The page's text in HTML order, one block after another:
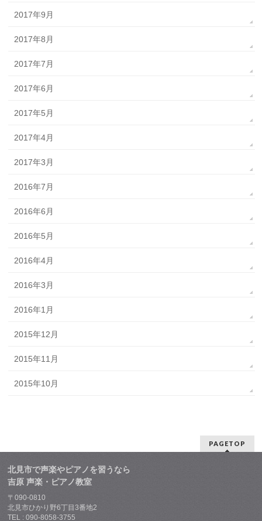
2017年9月
2017年8月
2017年7月
2017年6月
2017年5月
2017年4月
2017年3月
2016年7月
2016年6月
2016年5月
2016年4月
2016年3月
2016年1月
2015年12月
2015年11月
2015年10月
PAGETOP
北見市で声楽やピアノを習うなら
吉原 声楽・ピアノ教室
〒090-0810
北見市ひかり野6丁目3番地2
TEL : 090-8058-3755